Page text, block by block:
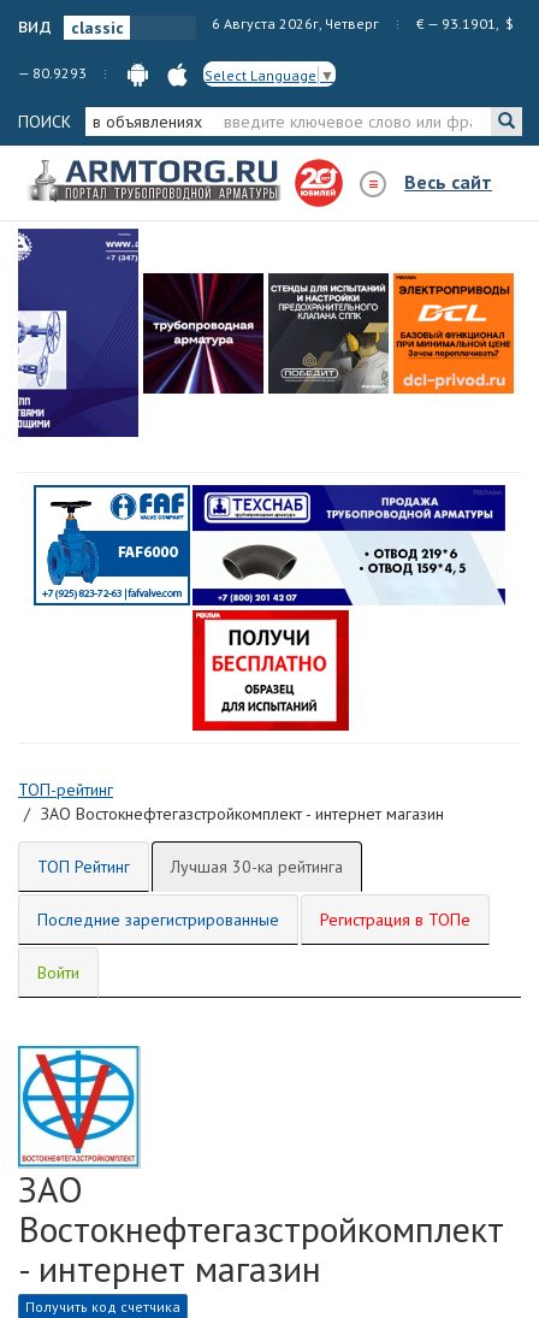
вид 6 Августа 2026г, Четверг € — 93.1901, $
— 80.9293 Select Language ▼
ПОИСК в объявлениях
Весь сайт
ТОП-рейтинг
ЗАО Востокнефтегазстройкомплект - интернет магазин
ТОП Рейтинг Лучшая 30-ка рейтинга
Последние зарегистрированные Регистрация в ТОПе
Войти
ЗАО
Востокнефтегазстройкомплект
- интернет магазин
Получить код счетчика